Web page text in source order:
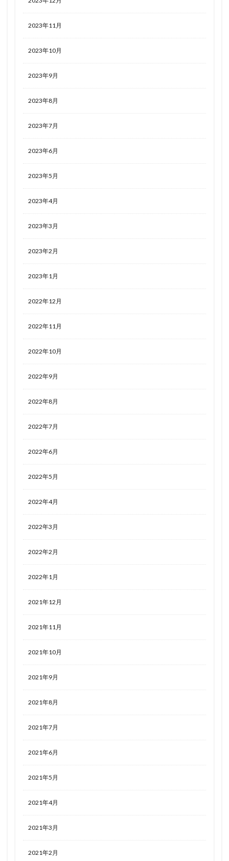
2023年11月
2023年10月
2023年9月
2023年8月
2023年7月
2023年6月
2023年5月
2023年4月
2023年3月
2023年2月
2023年1月
2022年12月
2022年11月
2022年10月
2022年9月
2022年8月
2022年7月
2022年6月
2022年5月
2022年4月
2022年3月
2022年2月
2022年1月
2021年12月
2021年11月
2021年10月
2021年9月
2021年8月
2021年7月
2021年6月
2021年5月
2021年4月
2021年3月
2021年2月